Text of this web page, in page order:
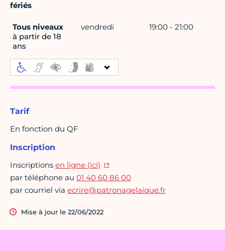
fériés
Tous niveaux
à partir de 18
ans
vendredi 19:00 - 21:00
Tarif
En fonction du QF
Inscription
Inscriptions en ligne (ici)
par téléphone au 01 40 60 86 00
par courriel via ecrire@patronagelaique.fr
Mise à jour le 22/06/2022